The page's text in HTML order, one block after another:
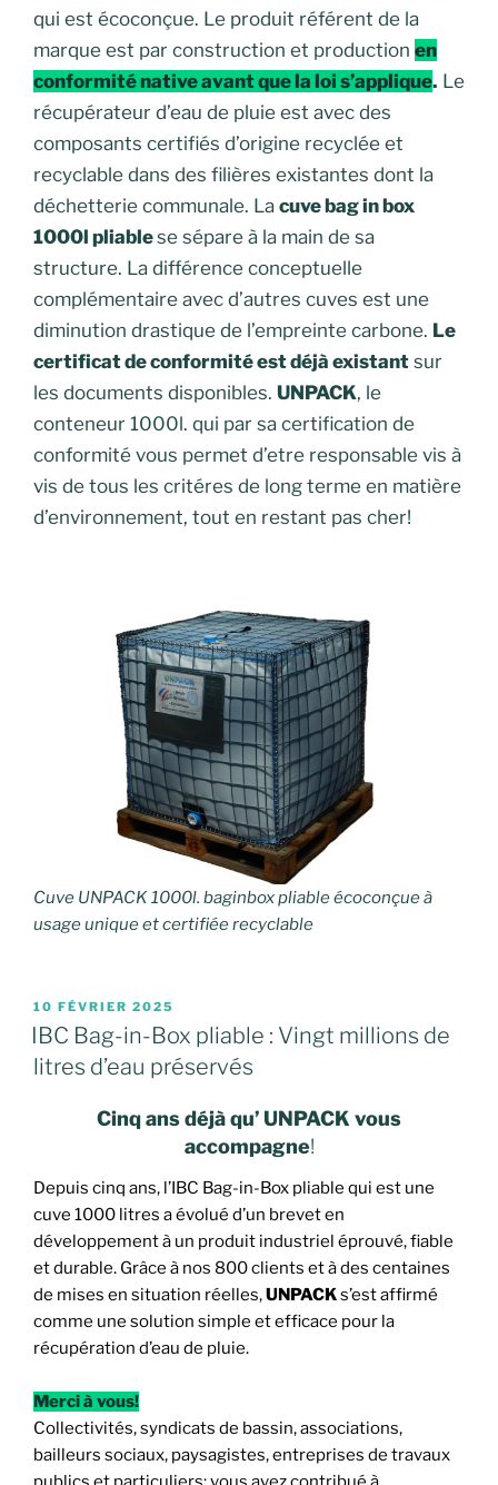
qui est écoconçue. Le produit référent de la
marque est par construction et production en
conformité native avant que la loi s’applique. Le
récupérateur d’eau de pluie est avec des
composants certifiés d’origine recyclée et
recyclable dans des filières existantes dont la
déchetterie communale. La cuve bag in box
1000l pliablese sépare à la main de sa
structure. La différence conceptuelle
complémentaire avec d’autres cuves est une
diminution drastique de l’empreinte carbone. Le
certificat de conformité est déjà existant sur
les documents disponibles. UNPACK, le
conteneur 1000l. qui par sa certification de
conformité vous permet d’etre responsable vis à
vis de tous les critéres de long terme en matière
d’environnement, tout en restant pas cher!
Cuve UNPACK 1000l. baginbox pliable écoconçue à
usage unique et certifiée recyclable
PUBLIÉ
LE
10 FÉVRIER 2025
IBC Bag-in-Box pliable : Vingt millions de
litres d’eau préservés
Cinq ans déjà qu’ UNPACK vous
accompagne!
Depuis cinq ans, l’IBC Bag-in-Box pliable qui est une
cuve 1000 litres a évolué d’un brevet en
développement à un produit industriel éprouvé, fiable
et durable. Grâce à nos 800 clients et à des centaines
de mises en situation réelles,UNPACKs’est affirmé
comme une solution simple et efficace pour la
récupération d’eau de pluie.
Merci à vous!
Collectivités, syndicats de bassin, associations,
bailleurs sociaux, paysagistes, entreprises de travaux